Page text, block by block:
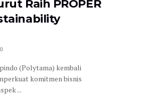
Raih PROPER
0
(Polytama) kembali
komitmen bisnis
...